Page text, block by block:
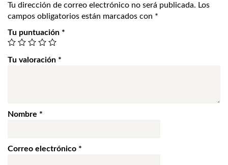
Tu dirección de correo electrónico no será publicada. Los
campos obligatorios están marcados con *
Tu puntuación *
Tu valoración *
Nombre *
Correo electrónico *